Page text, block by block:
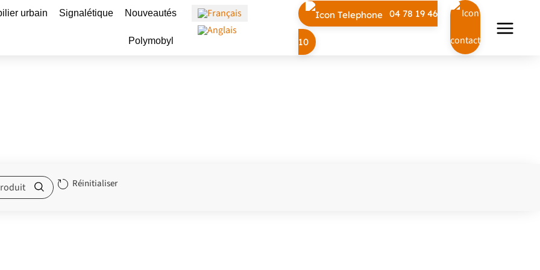
urbain Ouvrir Mobilier urbain
Signalétique Ouvrir Signalétique
Nouveautés
Polymobyl Ouvrir Polymobyl
04 78 19 46
10
Réinitialiser